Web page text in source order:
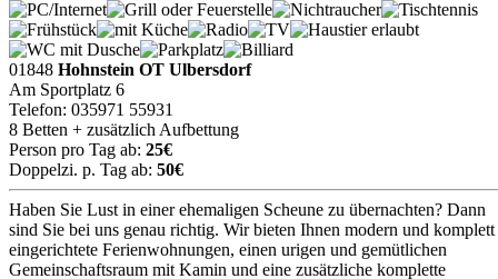
01848 Hohnstein OT Ulbersdorf
Am Sportplatz 6
Telefon: 035971 55931
8 Betten + zusätzlich Aufbettung
Person pro Tag ab: 25€
Doppelzi. p. Tag ab: 50€
Haben Sie Lust in einer ehemaligen Scheune zu übernachten? Dann
sind Sie bei uns genau richtig. Wir bieten Ihnen modern und komplett
eingerichtete Ferienwohnungen, einen urigen und gemütlichen
Gemeinschaftsraum mit Kamin und eine zusätzliche komplette